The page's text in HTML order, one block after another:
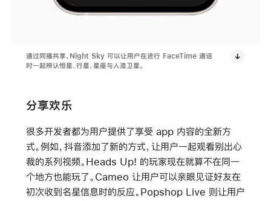
通过同播共享，Night Sky 可以让用户在进行 FaceTime 通话
时一起辨认恒星、行星、星座与人造卫星。
分享欢乐
很多开发者都为用户提供了享受 app 内容的全新方
式。例如，抖音添加了新的方式，让用户一起观看别出心
裁的系列视频。Heads Up! 的玩家现在就算不在同一
个地方也能玩了。Cameo 让用户可以亲眼见证好友在
初次收到名星信息时的反应。Popshop Live 则让用户